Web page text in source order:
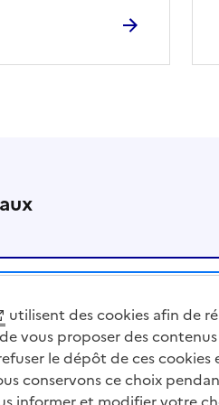
utilisent des cookies afin de
vous proposer des
le dépôt de ces cookies
conservons ce choix